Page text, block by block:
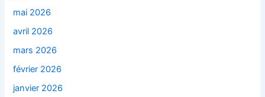
mai 2026
avril 2026
mars 2026
février 2026
janvier 2026